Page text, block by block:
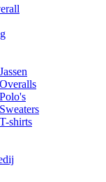
shirts